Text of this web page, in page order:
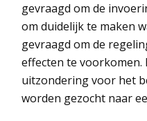
gevraagd om de
om duidelijk te maken
gevraagd om de
effecten te voorkomen.
uitzondering voor het
worden gezocht naar